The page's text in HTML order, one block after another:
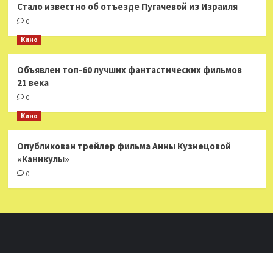
Стало известно об отъезде Пугачевой из Израиля
0
Кино
Объявлен топ-60 лучших фантастических фильмов
21 века
0
Кино
Опубликован трейлер фильма Анны Кузнецовой
«Каникулы»
0